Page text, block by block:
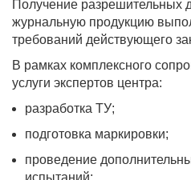
Получение разрешительных
журнальную продукцию
требований действующего
В рамках комплексного
услуги экспертов центра:
разработка ТУ;
подготовка маркировки;
проведение
испытаний;